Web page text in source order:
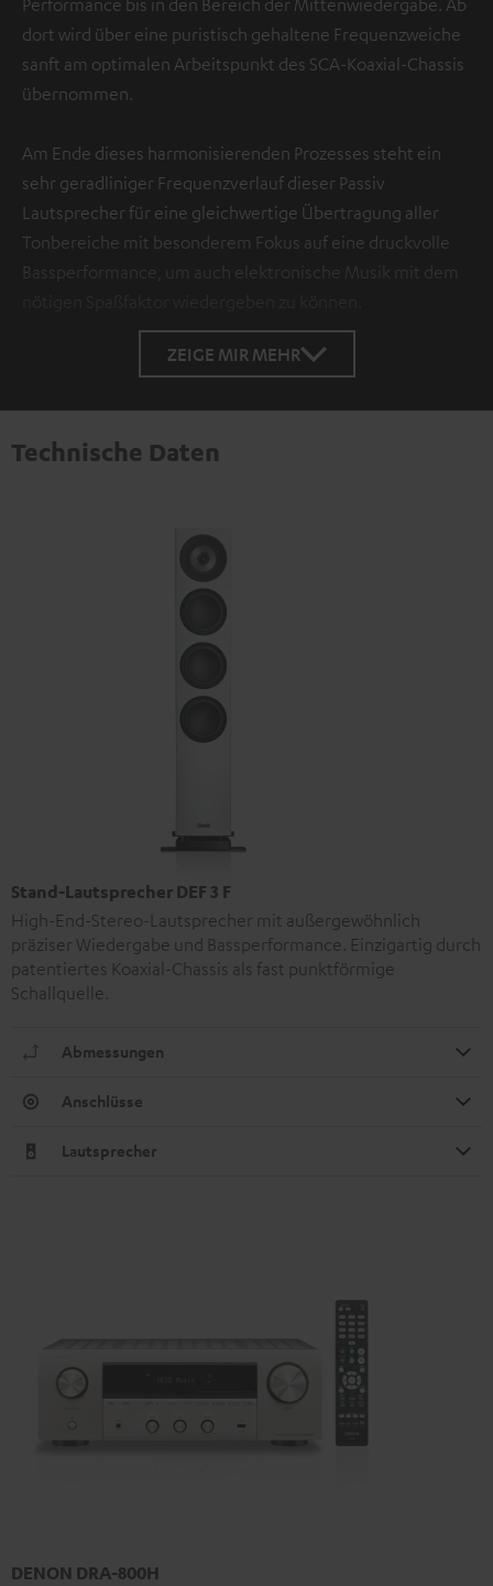
Performance bis in den Bereich der Mittenwiedergabe. Ab
dort wird über eine puristisch gehaltene Frequenzweiche
sanft am optimalen Arbeitspunkt des SCA-Koaxial-Chassis
übernommen.
Am Ende dieses harmonisierenden Prozesses steht ein
sehr geradliniger Frequenzverlauf dieser Passiv
Lautsprecher für eine gleichwertige Übertragung aller
Tonbereiche mit besonderem Fokus auf eine druckvolle
Bassperformance, um auch elektronische Musik mit dem
ZEIGE MIR MEHR
Technische Daten
Stand-Lautsprecher DEF 3 F
High-End-Stereo-Lautsprecher mit außergewöhnlich
präziser Wiedergabe und Bassperformance. Einzigartig durch
patentiertes Koaxial-Chassis als fast punktförmige
Schallquelle.
Abmessungen
Anschlüsse
Lautsprecher
DENON DRA-800H